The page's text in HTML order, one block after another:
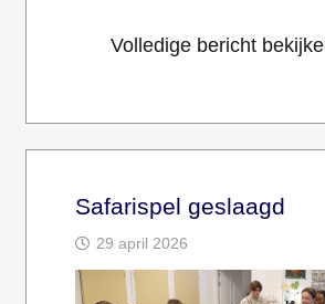
Volledige bericht
Safarispel geslaagd
29 april 2026